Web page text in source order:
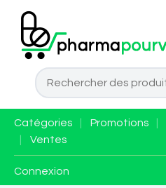
Catégories Promotions
Ventes
Connexion